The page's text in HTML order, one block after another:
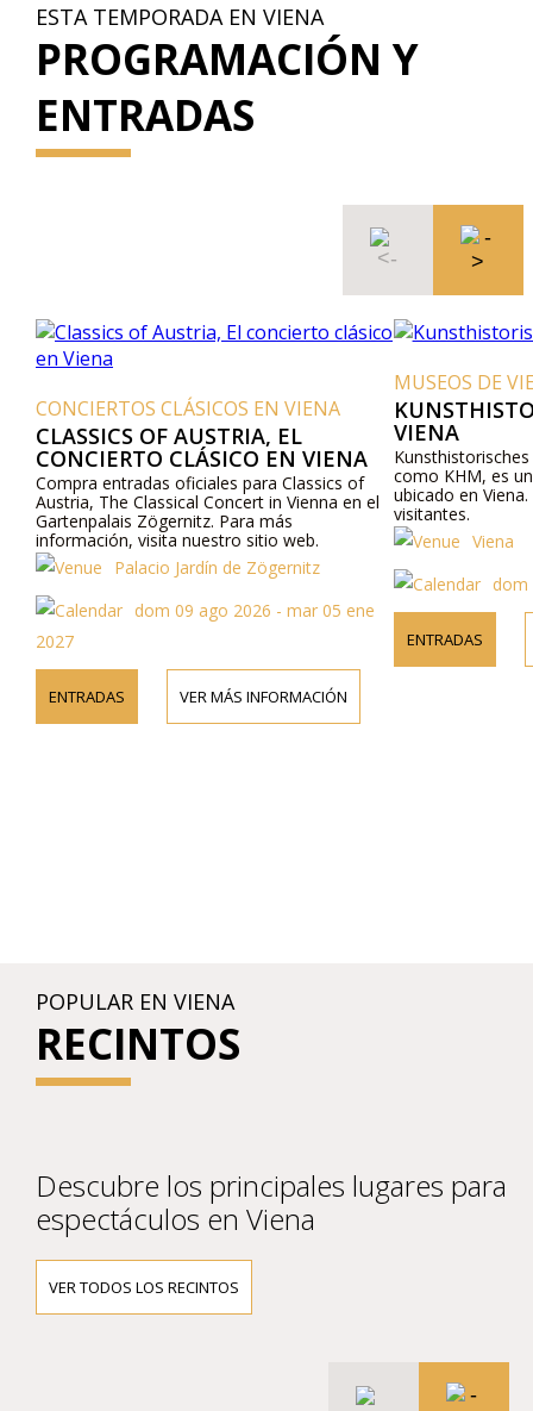
ESTA TEMPORADA EN VIENA
PROGRAMACIÓN Y
ENTRADAS
CONCIERTOS CLÁSICOS EN VIENA
CLASSICS OF AUSTRIA, EL
CONCIERTO CLÁSICO EN VIENA
Compra entradas oficiales para Classics of
Austria, The Classical Concert in Vienna en el
Gartenpalais Zögernitz. Para más
información, visita nuestro sitio web.
Palacio Jardín de Zögernitz
dom 09 ago 2026 - mar 05 ene
2027
ENTRADAS VER MÁS INFORMACIÓN
MUSEOS DE
VIENA
Kunsthistorisches
como KHM, es un
ubicado en Viena.
visitantes.
Viena
dom
ENTRADAS
POPULAR EN VIENA
RECINTOS
Descubre los principales lugares para
espectáculos en Viena
VER TODOS LOS RECINTOS